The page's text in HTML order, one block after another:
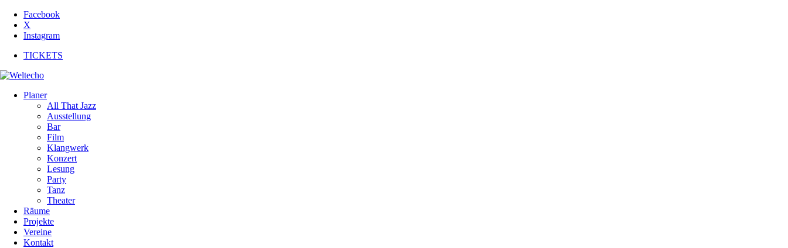
Facebook
X
Instagram
TICKETS
Planer
All That Jazz
Ausstellung
Bar
Film
Klangwerk
Konzert
Lesung
Party
Tanz
Theater
Räume
Projekte
Vereine
Kontakt